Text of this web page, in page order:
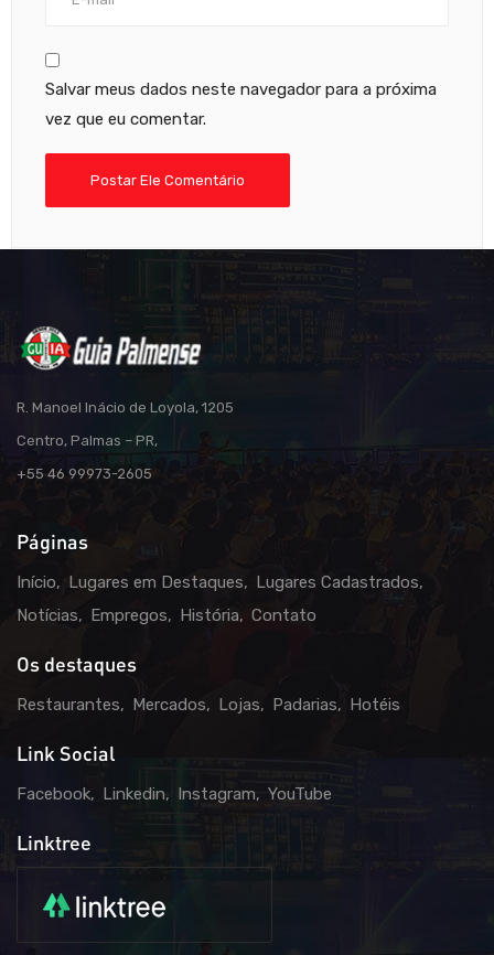
Salvar meus dados neste navegador para a próxima
vez que eu comentar.
R. Manoel Inácio de Loyola, 1205
Centro, Palmas – PR,
+55 46 99973-2605
Páginas
Início Lugares em Destaques
Lugares Cadastrados
Notícias
Empregos História Contato
Os destaques
Restaurantes Mercados Lojas Padarias Hotéis
Link Social
Facebook Linkedin Instagram YouTube
Linktree